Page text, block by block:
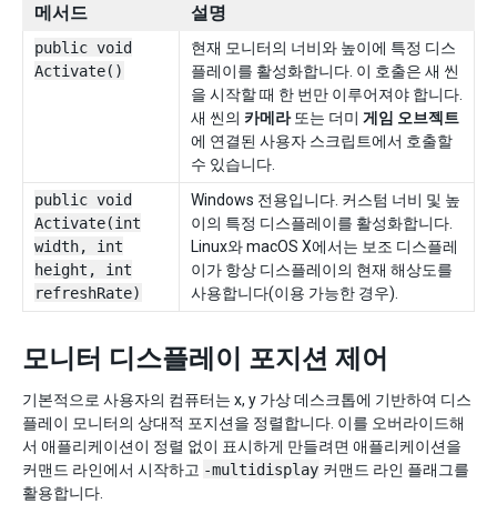
메서드 설명
public void
Activate()
현재 모니터의 너비와 높이에 특정 디스
플레이를 활성화합니다. 이 호출은 새 씬
을 시작할 때 한 번만 이루어져야 합니다.
새 씬의 카메라또는 더미 게임 오브젝트
에 연결된 사용자 스크립트에서 호출할
수 있습니다.
public void
Activate(int
width, int
height, int
refreshRate)
Windows 전용입니다. 커스텀 너비 및 높
이의 특정 디스플레이를 활성화합니다.
Linux와 macOS X에서는 보조 디스플레
이가 항상 디스플레이의 현재 해상도를
사용합니다(이용 가능한 경우).
모니터 디스플레이 포지션 제어
기본적으로 사용자의 컴퓨터는 x, y 가상 데스크톱에 기반하여 디스
플레이 모니터의 상대적 포지션을 정렬합니다. 이를 오버라이드해
서 애플리케이션이 정렬 없이 표시하게 만들려면 애플리케이션을
커맨드 라인에서 시작하고 -multidisplay 커맨드 라인 플래그를
활용합니다.